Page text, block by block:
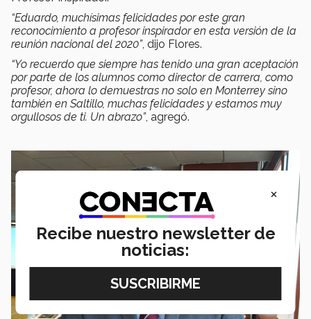
“Eduardo, muchísimas felicidades por este gran
reconocimiento a profesor inspirador en esta versión de la
reunión nacional del 2020”, dijo Flores.
“Yo recuerdo que siempre has tenido una gran aceptación
por parte de los alumnos como director de carrera, como
profesor, ahora lo demuestras no solo en Monterrey sino
también en Saltillo, muchas felicidades y estamos muy
orgullosos de ti. Un abrazo”, agregó.
×
Recibe nuestro newsletter de
noticias: